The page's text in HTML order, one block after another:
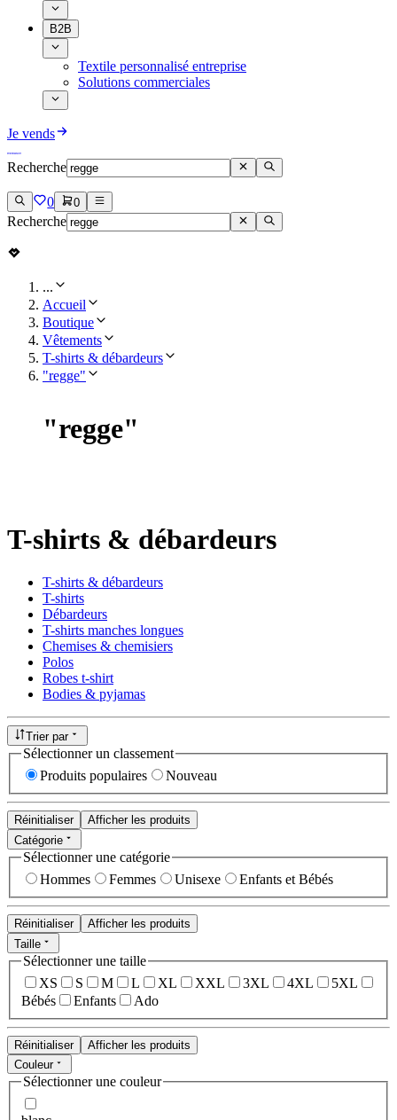
B2B
Textile personnalisé entreprise
Solutions commerciales
Je vends
Recherche
0 0
Recherche
...
Accueil
Boutique
Vêtements
T-shirts & débardeurs
"regge"
"regge"
T-shirts & débardeurs
T-shirts & débardeurs
T-shirts
Débardeurs
T-shirts manches longues
Chemises & chemisiers
Polos
Robes t-shirt
Bodies & pyjamas
Trier par
Sélectionner un classement
Produits populaires
Nouveau
Réinitialiser
Afficher les produits
Catégorie
Sélectionner une catégorie
Hommes
Femmes Unisexe Enfants et Bébés
Réinitialiser
Afficher les produits
Taille
Sélectionner une taille
XS
S M L XL XXL 3XL 4XL
5XL
Bébés
Enfants Ado
Réinitialiser
Afficher les produits
Couleur
Sélectionner une couleur